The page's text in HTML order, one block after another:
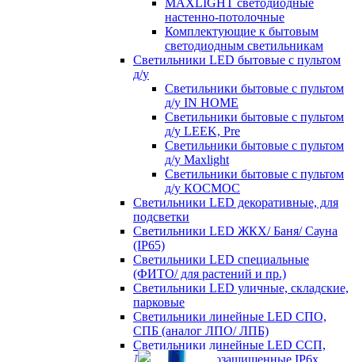
MAXLIGHT светодиодные
настенно-потолочные
Комплектующие к бытовым
светодиодным светильникам
Светильники LED бытовые с пультом
д/у
Светильники бытовые с пультом
д/у IN HOME
Светильники бытовые с пультом
д/у LEEK, Pre
Светильники бытовые с пультом
д/у Maxlight
Светильники бытовые с пультом
д/у КОСМОС
Светильники LED декоративные, для
подсветки
Светильники LED ЖКХ/ Баня/ Сауна
(IP65)
Светильники LED специальные
(ФИТО/ для растений и пр.)
Светильники LED уличные, складские,
парковые
Светильники линейные LED СПО,
СПБ (аналог ЛПО/ ЛПБ)
Светильники линейные LED ССП,